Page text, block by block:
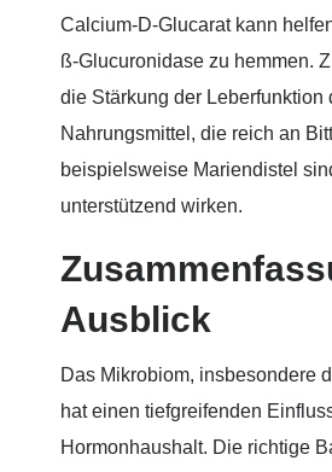
Calcium-D-Glucarat kann
ß-Glucuronidase zu hemmen.
die Stärkung der Leberfunktion
Nahrungsmittel, die reich an
beispielsweise Mariendistel
unterstützend wirken.
Ausblick
Das Mikrobiom, insbesondere
hat einen tiefgreifenden
Hormonhaushalt. Die richtige